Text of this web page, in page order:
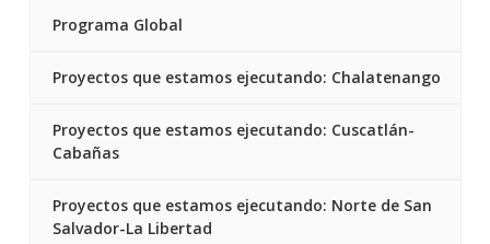
Programa Global
Proyectos que estamos ejecutando: Chalatenango
Proyectos que estamos ejecutando: Cuscatlán-
Cabañas
Proyectos que estamos ejecutando: Norte de San
Salvador-La Libertad